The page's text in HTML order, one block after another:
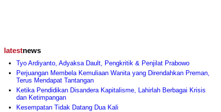
latestnews
Tyo Ardiyanto, Adyaksa Dault, Pengkritik & Penjilat Prabowo
Perjuangan Membela Kemuliaan Wanita yang Direndahkan Preman,
Terus Mendapat Tantangan
Ketika Pendidikan Disandera Kapitalisme, Lahirlah Berbagai Krisis
dan Ketimpangan
Kesempatan Tidak Datang Dua Kali